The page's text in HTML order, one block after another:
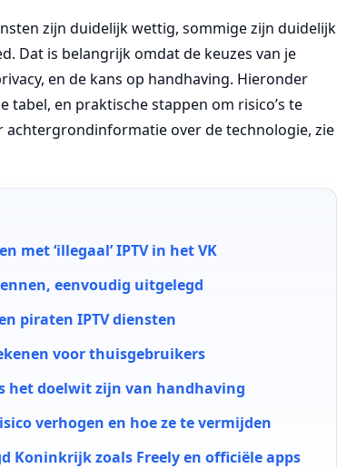
zijn duidelijk wettig, sommige zijn duidelijk
Dat is belangrijk omdat de keuzes van je
en de kans op handhaving. Hieronder
tabel, en praktische stappen om risico’s te
over de technologie, zie
met ‘illegaal’ IPTV in het VK
eenvoudig uitgelegd
piraten IPTV diensten
voor thuisgebruikers
het doelwit zijn van handhaving
verhogen en hoe ze te vermijden
Koninkrijk zoals Freely en officiële apps